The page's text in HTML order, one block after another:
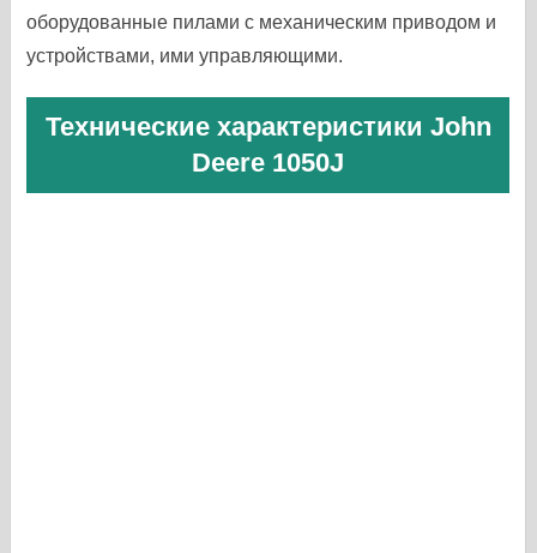
оборудованные пилами с механическим приводом и
устройствами, ими управляющими.
Технические характеристики John
Deere 1050J